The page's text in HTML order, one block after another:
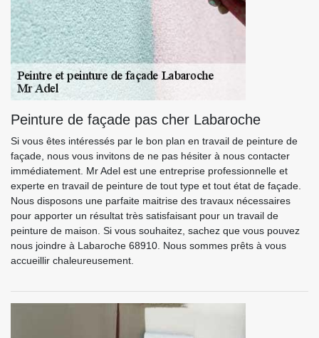
Peinture de façade pas cher Labaroche
Si vous êtes intéressés par le bon plan en travail de peinture de
façade, nous vous invitons de ne pas hésiter à nous contacter
immédiatement. Mr Adel est une entreprise professionnelle et
experte en travail de peinture de tout type et tout état de façade.
Nous disposons une parfaite maitrise des travaux nécessaires
pour apporter un résultat très satisfaisant pour un travail de
peinture de maison. Si vous souhaitez, sachez que vous pouvez
nous joindre à Labaroche 68910. Nous sommes prêts à vous
accueillir chaleureusement.